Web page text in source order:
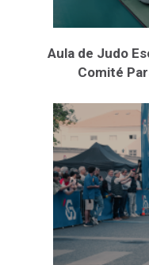
Aula de Judo
Comité